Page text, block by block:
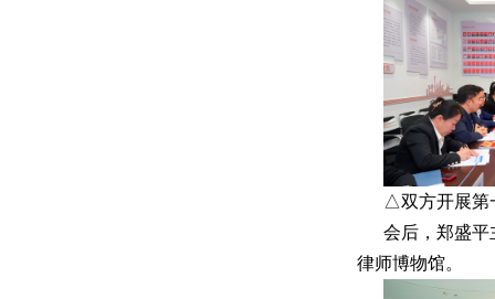
△双方开展第
会后，郑盛
律师博物馆。